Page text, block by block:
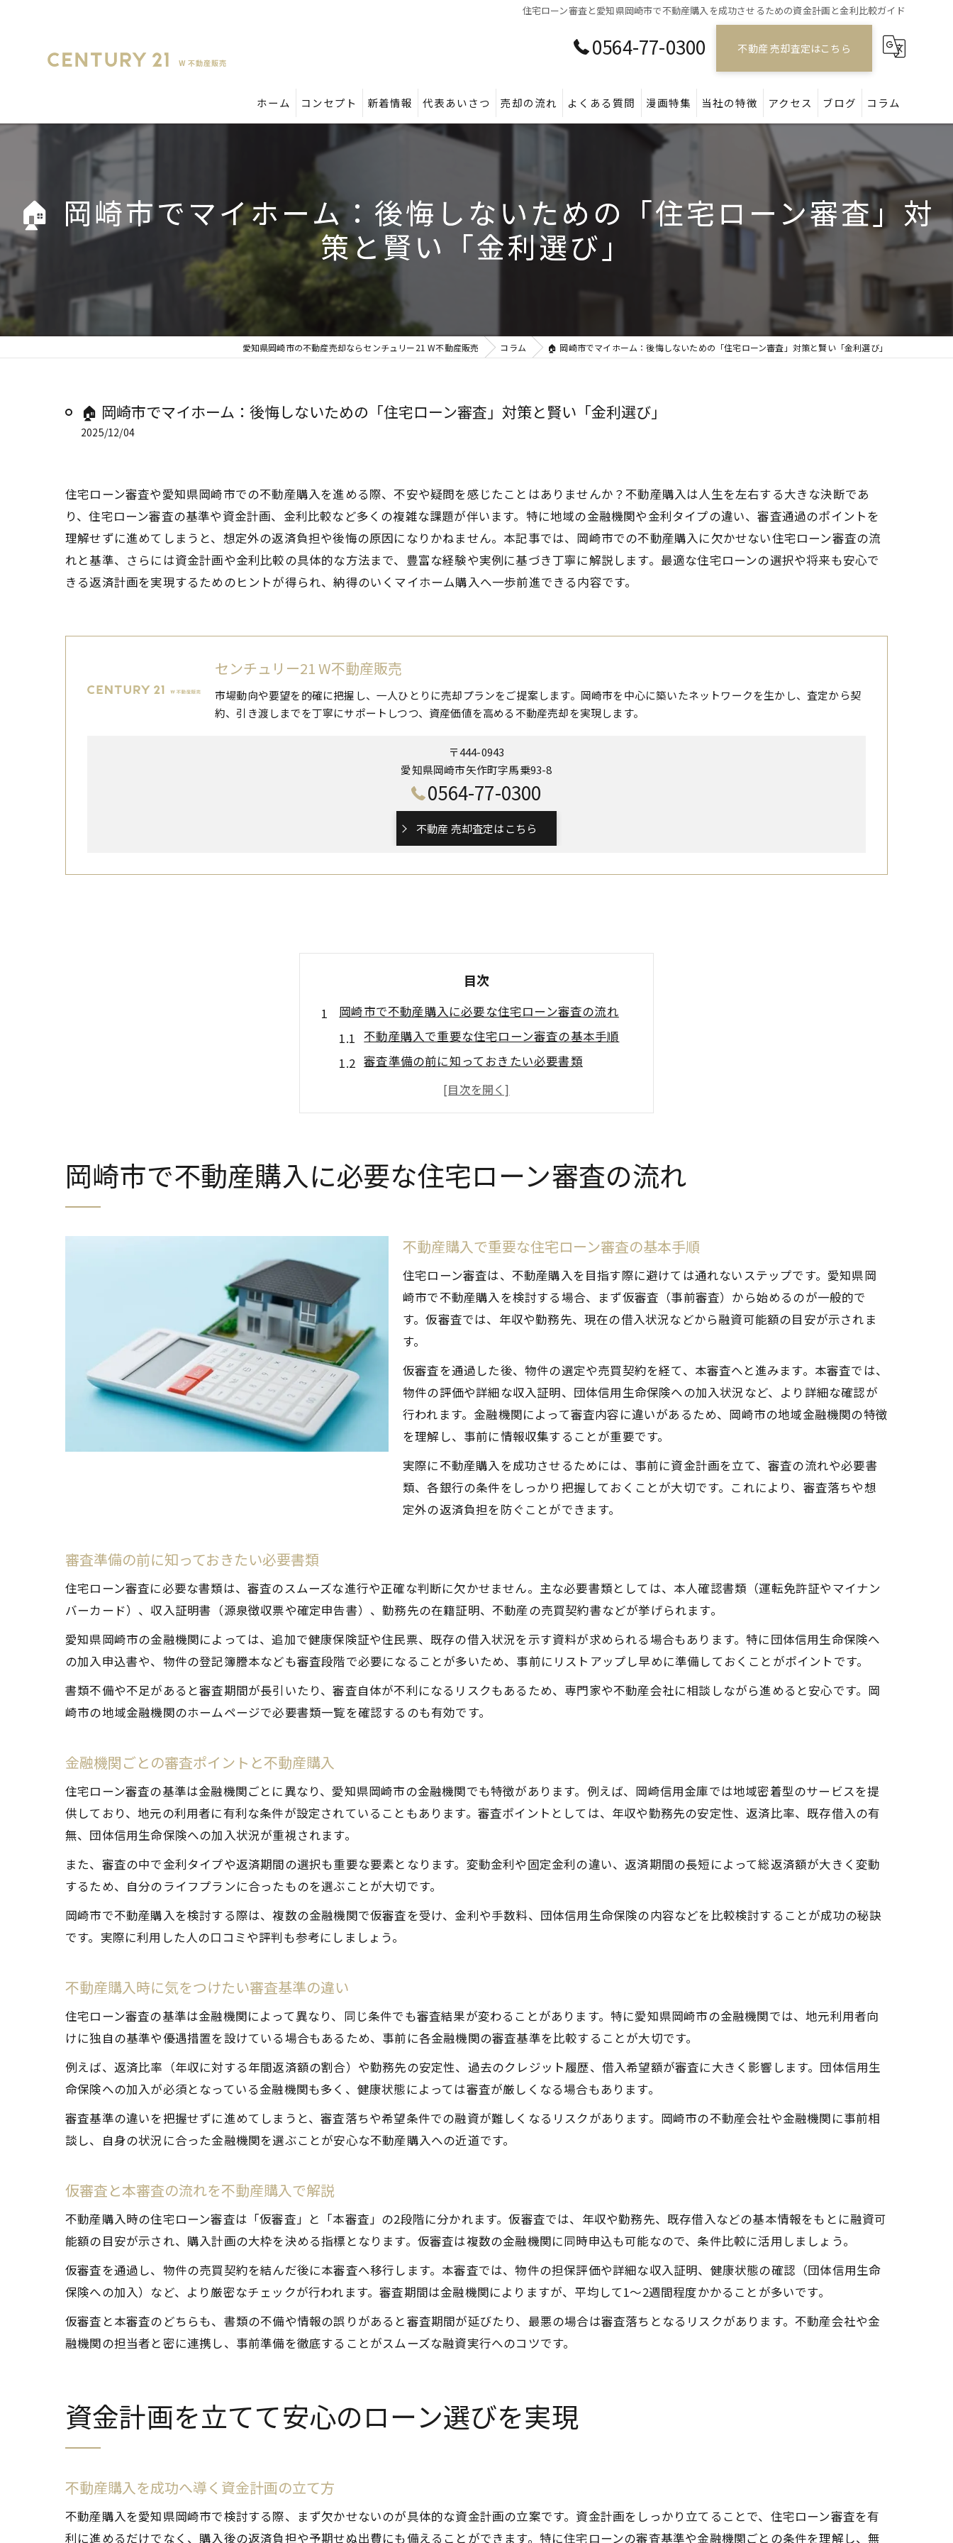
住宅ローン審査と愛知県岡崎市で不動産購入を成功させるための資金計画と金利比較ガイド
0564-77-0300 不動産 売却査定はこちら
ホーム コンセプト 新着情報 代表あいさつ 売却の流れ よくある質問 漫画特集 当社の特徴
アパート
アクセス ブログ コラム
🏠 岡崎市でマイホーム：後悔しないための「住宅ローン審査」対
策と賢い「金利選び」
愛知県岡崎市の不動産売却ならセンチュリー21 W不動産販売 コラム 🏠 岡崎市でマイホーム：後悔しないための「住宅ローン審査」対策と賢い「金利選び」
🏠 岡崎市でマイホーム：後悔しないための「住宅ローン審査」対策と賢い「金利選び」
2025/12/04
住宅ローン審査や愛知県岡崎市での不動産購入を進める際、不安や疑問を感じたことはありませんか？不動産購入は人生を左右する大きな決断であ
り、住宅ローン審査の基準や資金計画、金利比較など多くの複雑な課題が伴います。特に地域の金融機関や金利タイプの違い、審査通過のポイントを
理解せずに進めてしまうと、想定外の返済負担や後悔の原因になりかねません。本記事では、岡崎市での不動産購入に欠かせない住宅ローン審査の流
れと基準、さらには資金計画や金利比較の具体的な方法まで、豊富な経験や実例に基づき丁寧に解説します。最適な住宅ローンの選択や将来も安心で
きる返済計画を実現するためのヒントが得られ、納得のいくマイホーム購入へ一歩前進できる内容です。
センチュリー21 W不動産販売
市場動向や要望を的確に把握し、一人ひとりに売却プランをご提案します。岡崎市を中心に築いたネットワークを生かし、査定から契
約、引き渡しまでを丁寧にサポートしつつ、資産価値を高める不動産売却を実現します。
〒444-0943
愛知県岡崎市矢作町字馬乗93-8
0564-77-0300
不動産 売却査定はこちら
目次
岡崎市で不動産購入に必要な住宅ローン審査の流れ
不動産購入で重要な住宅ローン審査の基本手順
審査準備の前に知っておきたい必要書類
金融機関ごとの審査ポイントと不動産購入
不動産購入時に気をつけたい審査基準の違い
資金計画を立てて安心のローン選びを実現
不動産購入を成功へ導く資金計画の立て方
将来を見据えた資金計画と不動産購入の関係
資金計画に役立つローンシミュレーション活用法
ローン選びで押さえたい金利と資金計画の要点
住宅ローンの審査基準と不動産購入成功の秘訣
住宅ローン審査で重視される不動産購入の条件
保証会社の違いが不動産購入にもたらす影響
信用情報が不動産購入の審査基準に与える効果
事前審査で不動産購入成功の確率を高める方法
返済負担を抑えるための金利タイプ比較術
不動産購入時の金利タイプ選びの考え方
返済額に差が出る金利タイプの特徴
金利交渉ができる不動産購入のタイミング
仮審査から始める住宅ローン準備のポイント
不動産購入前に仮審査を受けるメリット解説
仮審査の必要書類と不動産購入の注意点
仮審査結果を資金計画に活かす方法
仮審査から本審査までの流れと準備
不動産購入時の資金計画成功ステップまとめ
ライフプランに合った資金計画の立て方
返済負担を抑えるための資金計画術
不動産購入で資金計画を見直すタイミング
岡崎市で不動産購入に必要な住宅ローン審査の流れ
不動産購入で重要な住宅ローン審査の基本手順
住宅ローン審査は、不動産購入を目指す際に避けては通れないステップです。愛知県岡
崎市で不動産購入を検討する場合、まず仮審査（事前審査）から始めるのが一般的で
す。仮審査では、年収や勤務先、現在の借入状況などから融資可能額の目安が示されま
す。
仮審査を通過した後、物件の選定や売買契約を経て、本審査へと進みます。本審査では、
物件の評価や詳細な収入証明、団体信用生命保険への加入状況など、より詳細な確認が
行われます。金融機関によって審査内容に違いがあるため、岡崎市の地域金融機関の特徴
を理解し、事前に情報収集することが重要です。
実際に不動産購入を成功させるためには、事前に資金計画を立て、審査の流れや必要書
類、各銀行の条件をしっかり把握しておくことが大切です。これにより、審査落ちや想
定外の返済負担を防ぐことができます。
審査準備の前に知っておきたい必要書類
住宅ローン審査に必要な書類は、審査のスムーズな進行や正確な判断に欠かせません。主な必要書類としては、本人確認書類（運転免許証やマイナン
バーカード）、収入証明書（源泉徴収票や確定申告書）、勤務先の在籍証明、不動産の売買契約書などが挙げられます。
愛知県岡崎市の金融機関によっては、追加で健康保険証や住民票、既存の借入状況を示す資料が求められる場合もあります。特に団体信用生命保険へ
の加入申込書や、物件の登記簿謄本なども審査段階で必要になることが多いため、事前にリストアップし早めに準備しておくことがポイントです。
書類不備や不足があると審査期間が長引いたり、審査自体が不利になるリスクもあるため、専門家や不動産会社に相談しながら進めると安心です。岡
崎市の地域金融機関のホームページで必要書類一覧を確認するのも有効です。
金融機関ごとの審査ポイントと不動産購入
住宅ローン審査の基準は金融機関ごとに異なり、愛知県岡崎市の金融機関でも特徴があります。例えば、岡崎信用金庫では地域密着型のサービスを提
供しており、地元の利用者に有利な条件が設定されていることもあります。審査ポイントとしては、年収や勤務先の安定性、返済比率、既存借入の有
無、団体信用生命保険への加入状況が重視されます。
また、審査の中で金利タイプや返済期間の選択も重要な要素となります。変動金利や固定金利の違い、返済期間の長短によって総返済額が大きく変動
するため、自分のライフプランに合ったものを選ぶことが大切です。
岡崎市で不動産購入を検討する際は、複数の金融機関で仮審査を受け、金利や手数料、団体信用生命保険の内容などを比較検討することが成功の秘訣
です。実際に利用した人の口コミや評判も参考にしましょう。
不動産購入時に気をつけたい審査基準の違い
住宅ローン審査の基準は金融機関によって異なり、同じ条件でも審査結果が変わることがあります。特に愛知県岡崎市の金融機関では、地元利用者向
けに独自の基準や優遇措置を設けている場合もあるため、事前に各金融機関の審査基準を比較することが大切です。
例えば、返済比率（年収に対する年間返済額の割合）や勤務先の安定性、過去のクレジット履歴、借入希望額が審査に大きく影響します。団体信用生
命保険への加入が必須となっている金融機関も多く、健康状態によっては審査が厳しくなる場合もあります。
審査基準の違いを把握せずに進めてしまうと、審査落ちや希望条件での融資が難しくなるリスクがあります。岡崎市の不動産会社や金融機関に事前相
談し、自身の状況に合った金融機関を選ぶことが安心な不動産購入への近道です。
仮審査と本審査の流れを不動産購入で解説
不動産購入時の住宅ローン審査は「仮審査」と「本審査」の2段階に分かれます。仮審査では、年収や勤務先、既存借入などの基本情報をもとに融資可
能額の目安が示され、購入計画の大枠を決める指標となります。仮審査は複数の金融機関に同時申込も可能なので、条件比較に活用しましょう。
仮審査を通過し、物件の売買契約を結んだ後に本審査へ移行します。本審査では、物件の担保評価や詳細な収入証明、健康状態の確認（団体信用生命
保険への加入）など、より厳密なチェックが行われます。審査期間は金融機関によりますが、平均して1～2週間程度かかることが多いです。
仮審査と本審査のどちらも、書類の不備や情報の誤りがあると審査期間が延びたり、最悪の場合は審査落ちとなるリスクがあります。不動産会社や金
融機関の担当者と密に連携し、事前準備を徹底することがスムーズな融資実行へのコツです。
資金計画を立てて安心のローン選びを実現
不動産購入を成功へ導く資金計画の立て方
不動産購入を愛知県岡崎市で検討する際、まず欠かせないのが具体的な資金計画の立案です。資金計画をしっかり立てることで、住宅ローン審査を有
利に進めるだけでなく、購入後の返済負担や予期せぬ出費にも備えることができます。特に住宅ローンの審査基準や金融機関ごとの条件を理解し、無